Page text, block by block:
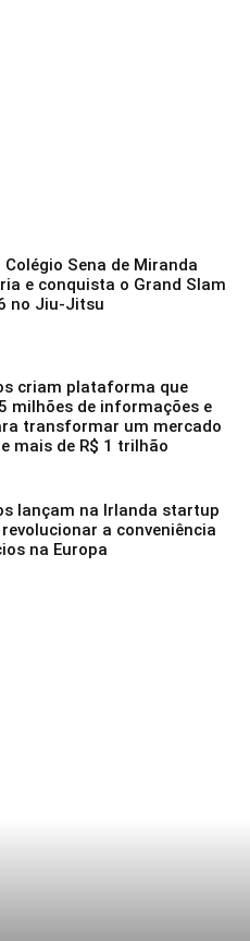
Sena de Miranda
e conquista o Grand Slam
no Jiu-Jitsu
criam plataforma que
milhões de informações e
transformar um mercado
mais de R$ 1 trilhão
lançam na Irlanda startup
a conveniência
na Europa